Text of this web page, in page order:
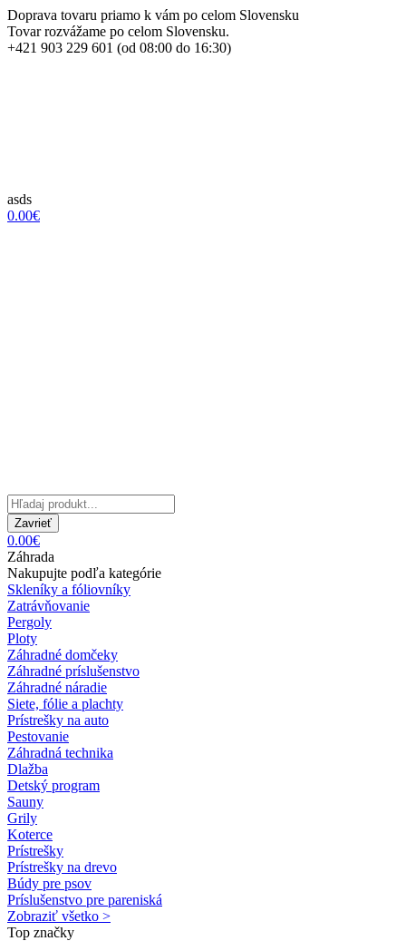
Doprava tovaru priamo k vám po celom Slovensku
Tovar rozvážame po celom Slovensku.
+421 903 229 601 (od 08:00 do 16:30)
asds
0.00€
Zavrieť
0.00€
Záhrada
Nakupujte podľa kategórie
Skleníky a fóliovníky
Zatrávňovanie
Pergoly
Ploty
Záhradné domčeky
Záhradné príslušenstvo
Záhradné náradie
Siete, fólie a plachty
Prístrešky na auto
Pestovanie
Záhradná technika
Dlažba
Detský program
Sauny
Grily
Koterce
Prístrešky
Prístrešky na drevo
Búdy pre psov
Príslušenstvo pre pareniská
Zobraziť všetko >
Top značky